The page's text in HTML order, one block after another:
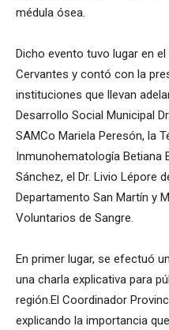
médula ósea.
Dicho evento tuvo lugar en
Cervantes y contó con la
instituciones que llevan
Desarrollo Social Municipal
SAMCo Mariela Peresón, la
Inmunohematología Betiana
Sánchez, el Dr. Livio Lépore
Departamento San Martín y
Voluntarios de Sangre.
En primer lugar, se efectuó
una charla explicativa para
región.El Coordinador
explicando la importancia